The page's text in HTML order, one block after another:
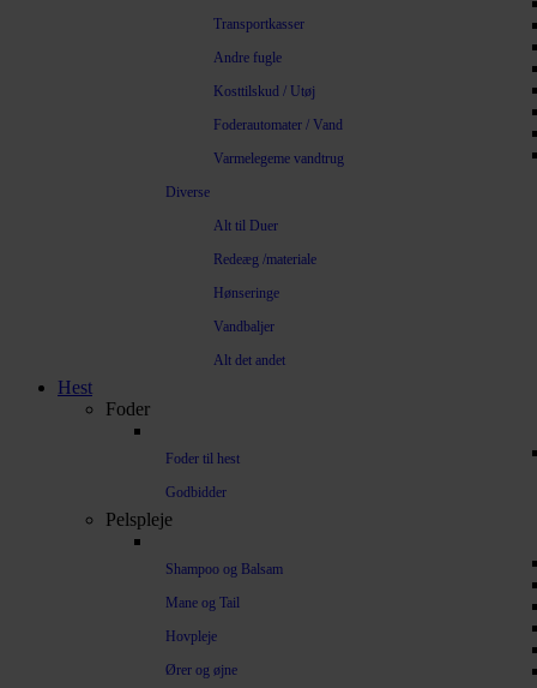
Transportkasser
Andre fugle
Kosttilskud / Utøj
Foderautomater / Vand
Varmelegeme vandtrug
Diverse
Alt til Duer
Redeæg /materiale
Hønseringe
Vandbaljer
Alt det andet
Hest
Foder
Foder til hest
Godbidder
Pelspleje
Shampoo og Balsam
Mane og Tail
Hovpleje
Ører og øjne